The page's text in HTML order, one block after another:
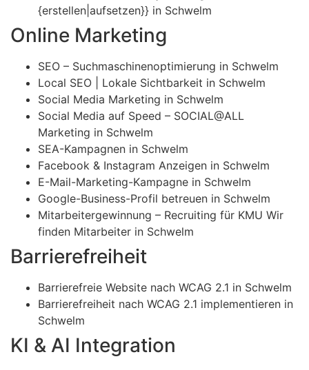
{erstellen|aufsetzen}} in Schwelm
Online Marketing
SEO – Suchmaschinenoptimierung in Schwelm
Local SEO | Lokale Sichtbarkeit in Schwelm
Social Media Marketing in Schwelm
Social Media auf Speed – SOCIAL@ALL
Marketing in Schwelm
SEA-Kampagnen in Schwelm
Facebook & Instagram Anzeigen in Schwelm
E-Mail-Marketing-Kampagne in Schwelm
Google-Business-Profil betreuen in Schwelm
Mitarbeitergewinnung – Recruiting für KMU Wir
finden Mitarbeiter in Schwelm
Barrierefreiheit
Barrierefreie Website nach WCAG 2.1 in Schwelm
Barrierefreiheit nach WCAG 2.1 implementieren in
Schwelm
KI & AI Integration